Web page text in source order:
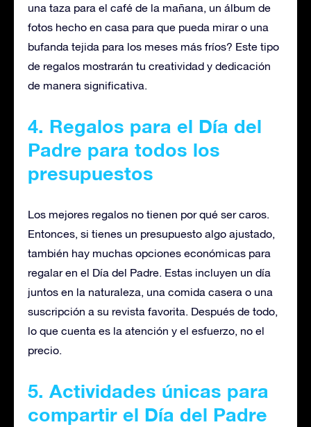
una taza para el café de la mañana, un álbum de
fotos hecho en casa para que pueda mirar o una
bufanda tejida para los meses más fríos? Este tipo
de regalos mostrarán tu creatividad y dedicación
de manera significativa.
4. Regalos para el Día del
Padre para todos los
presupuestos
Los mejores regalos no tienen por qué ser caros.
Entonces, si tienes un presupuesto algo ajustado,
también hay muchas opciones económicas para
regalar en el Día del Padre. Estas incluyen un día
juntos en la naturaleza, una comida casera o una
suscripción a su revista favorita. Después de todo,
lo que cuenta es la atención y el esfuerzo, no el
precio.
5. Actividades únicas para
compartir el Día del Padre